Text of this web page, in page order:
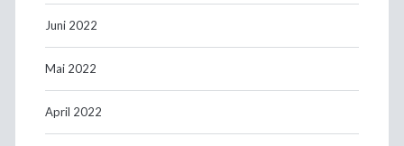
Juni 2022
Mai 2022
April 2022